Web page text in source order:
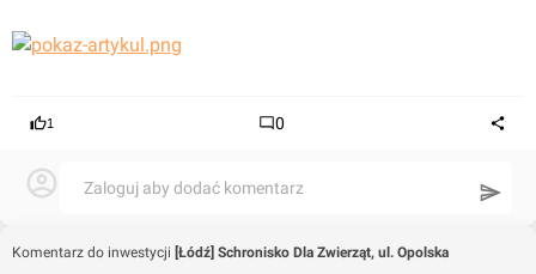
1 0
Zaloguj aby dodać komentarz
Komentarz do inwestycji [Łódź] Schronisko Dla Zwierząt, ul. Opolska